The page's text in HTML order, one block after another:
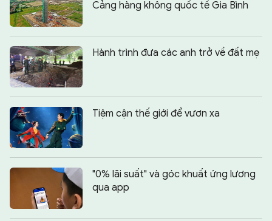
Cảng hàng không quốc tế Gia Bình
Hành trình đưa các anh trở về đất mẹ
Tiệm cận thế giới để vươn xa
"0% lãi suất" và góc khuất ứng lương
qua app